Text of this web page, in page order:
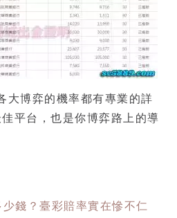
大博弈的機率都有專業的詳
平台，也是你博弈路上的導
錢？臺彩賠率實在慘不仁